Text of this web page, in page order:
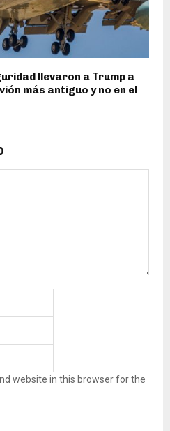
llevaron a Trump a
más antiguo y no en el
website in this browser for the